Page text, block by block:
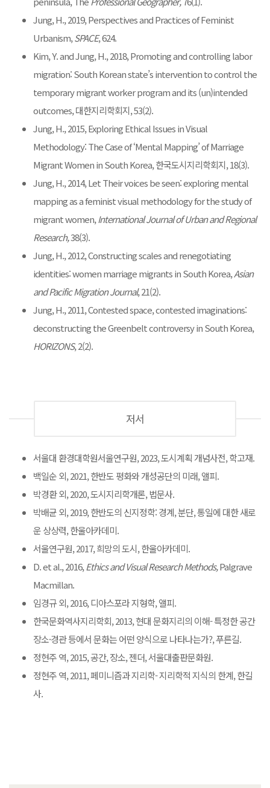
Jung, H., 2019, Perspectives and Practices of Feminist
Urbanism,SPACE, 624.
Kim, Y. and Jung, H., 2018, Promoting and controlling labor
migration: South Korean state’s intervention to control the
temporary migrant worker program and its (un)intended
outcomes, 대한지리학회지, 53(2).
Jung, H., 2015, Exploring Ethical Issues in Visual
Methodology: The Case of ‘Mental Mapping’ of Marriage
Migrant Women in South Korea, 한국도시지리학회지, 18(3).
Jung, H., 2014, Let Their voices be seen: exploring mental
mapping as a feminist visual methodology for the study of
migrant women, International Journal of Urban and Regional
Research,38(3).
Jung, H., 2012, Constructing scales and renegotiating
identities: women marriage migrants in South Korea,Asian
and Pacific Migration Journal, 21(2).
Jung, H., 2011, Contested space, contested imaginations:
deconstructing the Greenbelt controversy in South Korea,
HORIZONS, 2(2).
저서
서울대 환경대학원서울연구원, 2023, 도시계획 개념사전, 학고재.
백일순 외, 2021, 한반도 평화와 개성공단의 미래, 앨피.
박경환 외, 2020, 도시지리학개론, 법문사.
박배균 외, 2019, 한반도의 신지정학: 경계, 분단, 통일에 대한 새로
운 상상력, 한울아카데미.
서울연구원, 2017, 희망의 도시, 한울아카데미.
D. et al., 2016, Ethics and Visual Research Methods,Palgrave
Macmillan.
임경규 외, 2016, 디아스포라 지형학, 앨피.
한국문화역사지리학회, 2013, 현대 문화지리의 이해- 특정한 공간
장소·경관 등에서 문화는 어떤 양식으로 나타나는가?, 푸른길.
정현주 역, 2015, 공간, 장소, 젠더, 서울대출판문화원.
정현주 역, 2011, 페미니즘과 지리학- 지리학적 지식의 한계, 한길
사.